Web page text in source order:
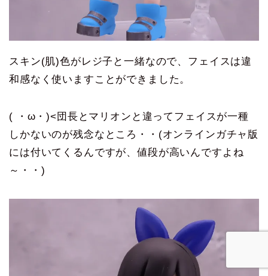
スキン(肌)色がレジ子と一緒なので、フェイスは違
和感なく使いますことができました。
( ・ω・)<団長とマリオンと違ってフェイスが一種
しかないのが残念なところ・・(オンラインガチャ版
には付いてくるんですが、値段が高いんですよね
～・・)